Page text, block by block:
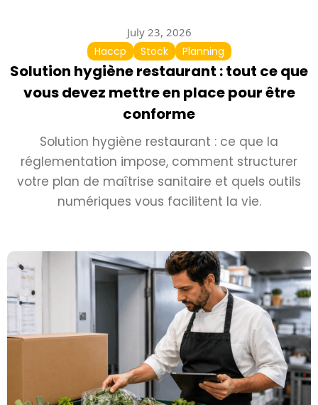
July 23, 2026
Haccp
Stock Planning
Solution hygiène restaurant : tout ce que
vous devez mettre en place pour être
conforme
Solution hygiène restaurant : ce que la
réglementation impose, comment structurer
votre plan de maîtrise sanitaire et quels outils
numériques vous facilitent la vie.